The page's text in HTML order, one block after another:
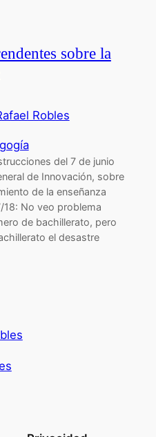
sobre la
Robles
del 7 de junio
de Innovación, sobre
de la enseñanza
18: No veo problema
de bachillerato, pero
el desastre